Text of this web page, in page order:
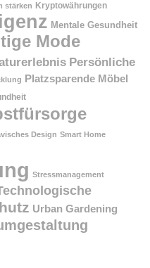
stärken Kryptowährungen
Mentale Gesundheit
Mode
Persönliche
Platzsparende Möbel
Design Smart Home
Stressmanagement
Urban Gardening